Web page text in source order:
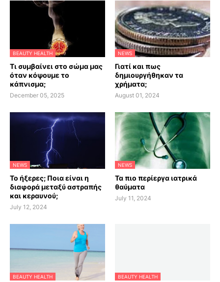
BEAUTY HEALTH
Τι συμβαίνει στο σώμα μας
όταν κόψουμε το
κάπνισμα;
December 05, 2025
NEWS
Γιατί και πως
δημιουργήθηκαν τα
χρήματα;
August 01, 2024
NEWS
Το ήξερες; Ποια είναι η
διαφορά μεταξύ αστραπής
και κεραυνού;
July 12, 2024
NEWS
Τα πιο περίεργα ιατρικά
θαύματα
July 11, 2024
BEAUTY HEALTH BEAUTY HEALTH